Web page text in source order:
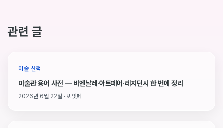
관련 글
미술 산책
미술관 용어 사전 — 비엔날레·아트페어·레지던시 한 번에 정리
2026년 6월 22일 · 씨앗페